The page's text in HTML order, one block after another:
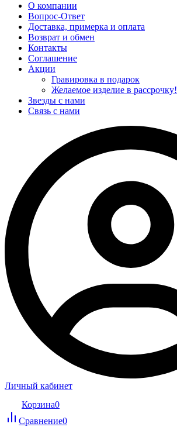
О компании
Вопрос-Ответ
Доставка, примерка и оплата
Возврат и обмен
Контакты
Соглашение
Акции
Гравировка в подарок
Желаемое изделие в рассрочку!
Звезды с нами
Связь с нами
Личный кабинет
Корзина0
Сравнение0